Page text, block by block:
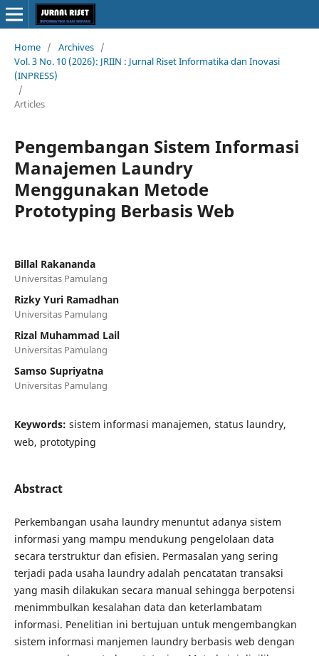
Home / Archives /
Vol. 3 No. 10 (2026): JRIIN : Jurnal Riset Informatika dan Inovasi
(INPRESS)
/
Articles
Pengembangan Sistem Informasi
Manajemen Laundry
Menggunakan Metode
Prototyping Berbasis Web
Billal Rakananda
Universitas Pamulang
Rizky Yuri Ramadhan
Universitas Pamulang
Rizal Muhammad Lail
Universitas Pamulang
Samso Supriyatna
Universitas Pamulang
Keywords: sistem informasi manajemen, status laundry,
web, prototyping
Abstract
Perkembangan usaha laundry menuntut adanya sistem
informasi yang mampu mendukung pengelolaan data
secara terstruktur dan efisien. Permasalan yang sering
terjadi pada usaha laundry adalah pencatatan transaksi
yang masih dilakukan secara manual sehingga berpotensi
menimmbulkan kesalahan data dan keterlambatam
informasi. Penelitian ini bertujuan untuk mengembangkan
sistem informasi manjemen laundry berbasis web dengan